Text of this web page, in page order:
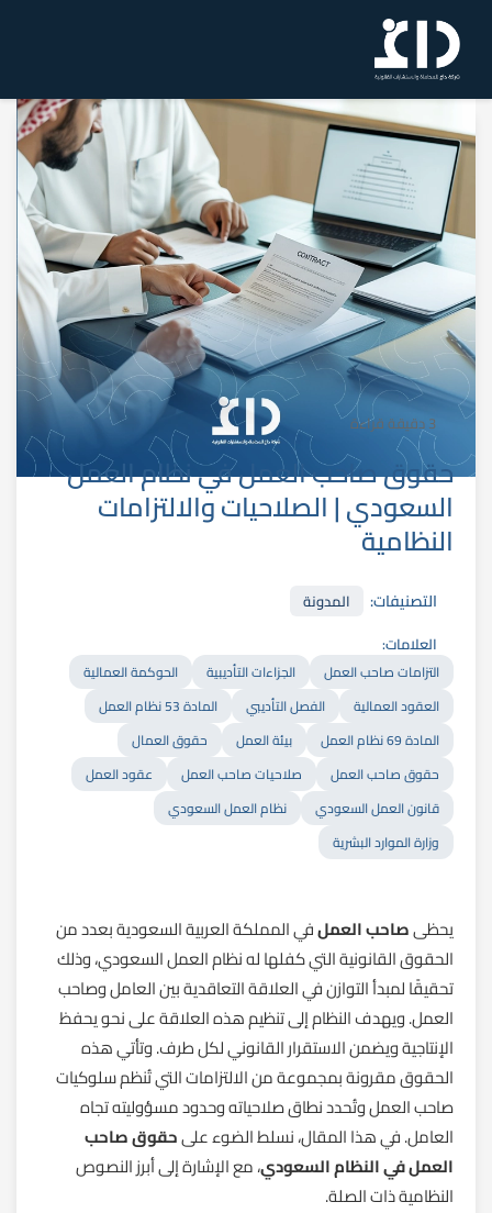
3 دقيقة قراءة
حقوق صاحب العمل في نظام العمل
السعودي | الصلاحيات والالتزامات
النظامية
التصنيفات:
المدونة
العلامات:
التزامات صاحب العمل الجزاءات التأديبية
الحوكمة العمالية
العقود العمالية
الفصل التأديبي
المادة 53 نظام العمل
المادة 69 نظام العمل
بيئة العمل
حقوق العمال
حقوق صاحب العمل
صلاحيات صاحب العمل
عقود العمل
قانون العمل السعودي
نظام العمل السعودي
وزارة الموارد البشرية
يحظىصاحب العملفي المملكة العربية السعودية بعدد من
الحقوق القانونية التي كفلها له نظام العمل السعودي، وذلك
تحقيقًا لمبدأ التوازن في العلاقة التعاقدية بين العامل وصاحب
العمل. ويهدف النظام إلى تنظيم هذه العلاقة على نحو يحفظ
الإنتاجية ويضمن الاستقرار القانوني لكل طرف. وتأتي هذه
الحقوق مقرونة بمجموعة من الالتزامات التي تُنظم سلوكيات
صاحب العمل وتُحدد نطاق صلاحياته وحدود مسؤوليته تجاه
العامل. في هذا المقال، نسلط الضوء علىحقوق صاحب
العمل في النظام السعودي، مع الإشارة إلى أبرز النصوص
النظامية ذات الصلة.